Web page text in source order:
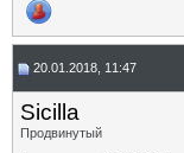
20.01.2018, 11:47
Sicilla
Продвинутый